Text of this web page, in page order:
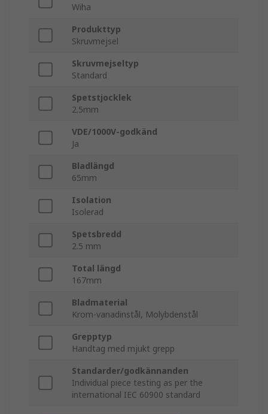
Wiha
Produkttyp
Skruvmejsel
Skruvmejseltyp
Standard
Spetstjocklek
2.5mm
VDE/1000V-godkänd
Ja
Bladlängd
65mm
Isolation
Isolerad
Spetsbredd
2.5 mm
Total längd
167mm
Bladmaterial
Krom-vanadinstål, Molybdenstål
Grepptyp
Handtag med mjukt grepp
Standarder/godkännanden
Individual piece testing as per the
international IEC 60900 standard